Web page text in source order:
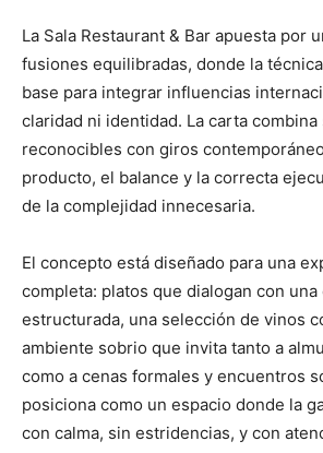
La Sala Restaurant & Bar apuesta por
fusiones equilibradas, donde la
base para integrar influencias
claridad ni identidad. La carta combina
reconocibles con giros
producto, el balance y la correcta
de la complejidad innecesaria.
El concepto está diseñado para una
completa: platos que dialogan con
estructurada, una selección de vinos
ambiente sobrio que invita tanto a
como a cenas formales y encuentros
posiciona como un espacio donde la
con calma, sin estridencias, y con